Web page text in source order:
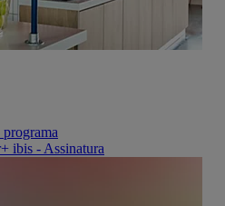
ibis - Assinatura